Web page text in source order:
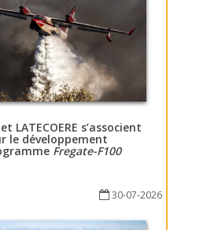
LATECOERE s’associent
le développement
Fregate-F100
30-07-2026